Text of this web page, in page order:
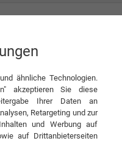
ähnliche Technologien.
akzeptieren Sie diese
Ihrer Daten an
Retargeting und zur
und Werbung auf
auf Drittanbieterseiten